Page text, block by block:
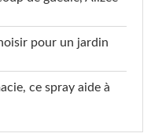
pour un jardin
ce spray aide à